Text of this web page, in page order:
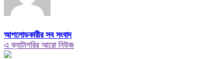
আপলোডকারীর সব সংবাদ
এ ক্যাটাগরির আরো নিউজ